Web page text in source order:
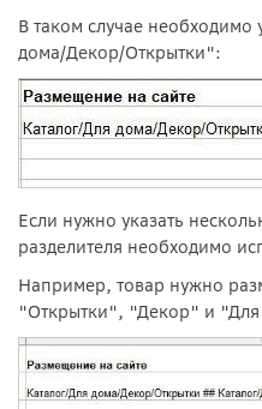
В таком случае необходимо
дома/Декор/Открытки":
Если нужно указать
разделителя необходимо
Например, товар нужно
"Открытки", "Декор" и